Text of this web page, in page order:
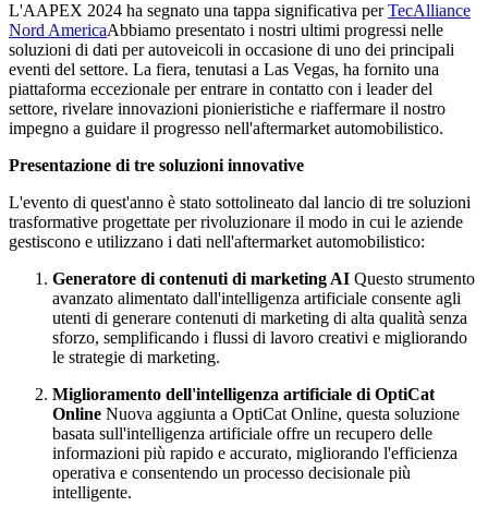
L'AAPEX 2024 ha segnato una tappa significativa perTecAlliance
Nord AmericaAbbiamo presentato i nostri ultimi progressi nelle
soluzioni di dati per autoveicoli in occasione di uno dei principali
eventi del settore. La fiera, tenutasi a Las Vegas, ha fornito una
piattaforma eccezionale per entrare in contatto con i leader del
settore, rivelare innovazioni pionieristiche e riaffermare il nostro
impegno a guidare il progresso nell'aftermarket automobilistico.
Presentazione di tre soluzioni innovative
L'evento di quest'anno è stato sottolineato dal lancio di tre soluzioni
trasformative progettate per rivoluzionare il modo in cui le aziende
gestiscono e utilizzano i dati nell'aftermarket automobilistico:
Generatore di contenuti di marketing AI Questo strumento
avanzato alimentato dall'intelligenza artificiale consente agli
utenti di generare contenuti di marketing di alta qualità senza
sforzo, semplificando i flussi di lavoro creativi e migliorando
le strategie di marketing.
Miglioramento dell'intelligenza artificiale di OptiCat
Online Nuova aggiunta a OptiCat Online, questa soluzione
basata sull'intelligenza artificiale offre un recupero delle
informazioni più rapido e accurato, migliorando l'efficienza
operativa e consentendo un processo decisionale più
intelligente.